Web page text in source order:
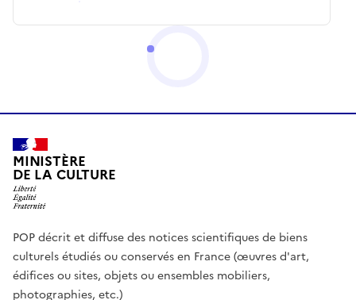
MINISTÈRE
DE LA CULTURE
POP décrit et diffuse des notices scientifiques de biens
culturels étudiés ou conservés en France (œuvres d'art,
édifices ou sites, objets ou ensembles mobiliers,
photographies, etc.)